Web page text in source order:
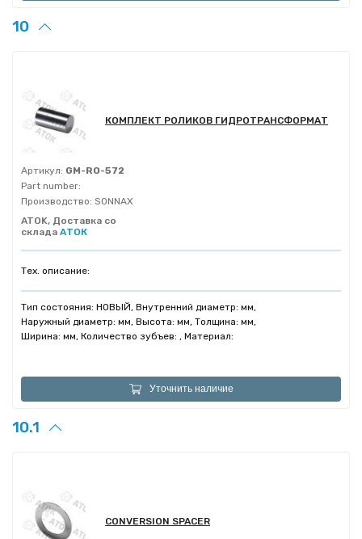
10
КОМПЛЕКТ РОЛИКОВ ГИДРОТРАНСФОРМАТ
Артикул: GM-RO-572
Part number:
Производство: SONNAX
ATOK, Доставка со
склада АТОК
Тех. описание:
Тип состояния: НОВЫЙ, Внутренний диаметр: мм,
Наружный диаметр: мм, Высота: мм, Толщина: мм,
Ширина: мм, Количество зубъев: , Материал:
Уточнить наличие
10.1
CONVERSION SPACER